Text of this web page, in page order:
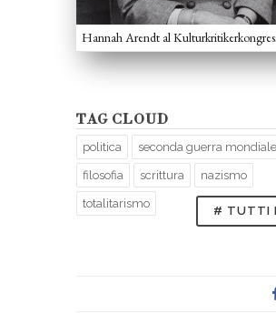
Hannah Arendt al
TAG CLOUD
politica seconda guerra mondiale
filosofia scrittura nazismo
totalitarismo
# TUTTI